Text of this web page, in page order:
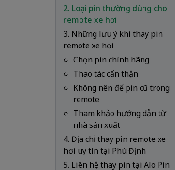
2. Loại pin thường dùng cho
remote xe hơi
3. Những lưu ý khi thay pin
remote xe hơi
Chọn pin chính hãng
Thao tác cẩn thận
Không nên để pin cũ trong
remote
Tham khảo hướng dẫn từ
nhà sản xuất
4. Địa chỉ thay pin remote xe
hơi uy tín tại Phú Định
5. Liên hệ thay pin tại Alo Pin